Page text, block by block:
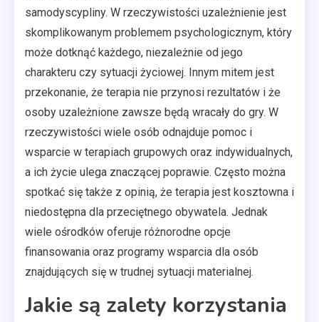
samodyscypliny. W rzeczywistości uzależnienie jest
skomplikowanym problemem psychologicznym, który
może dotknąć każdego, niezależnie od jego
charakteru czy sytuacji życiowej. Innym mitem jest
przekonanie, że terapia nie przynosi rezultatów i że
osoby uzależnione zawsze będą wracały do gry. W
rzeczywistości wiele osób odnajduje pomoc i
wsparcie w terapiach grupowych oraz indywidualnych,
a ich życie ulega znaczącej poprawie. Często można
spotkać się także z opinią, że terapia jest kosztowna i
niedostępna dla przeciętnego obywatela. Jednak
wiele ośrodków oferuje różnorodne opcje
finansowania oraz programy wsparcia dla osób
znajdujących się w trudnej sytuacji materialnej.
Jakie są zalety korzystania